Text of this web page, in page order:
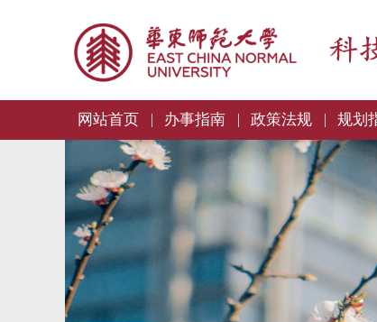
网站首页 办事指南 政策法规 规划